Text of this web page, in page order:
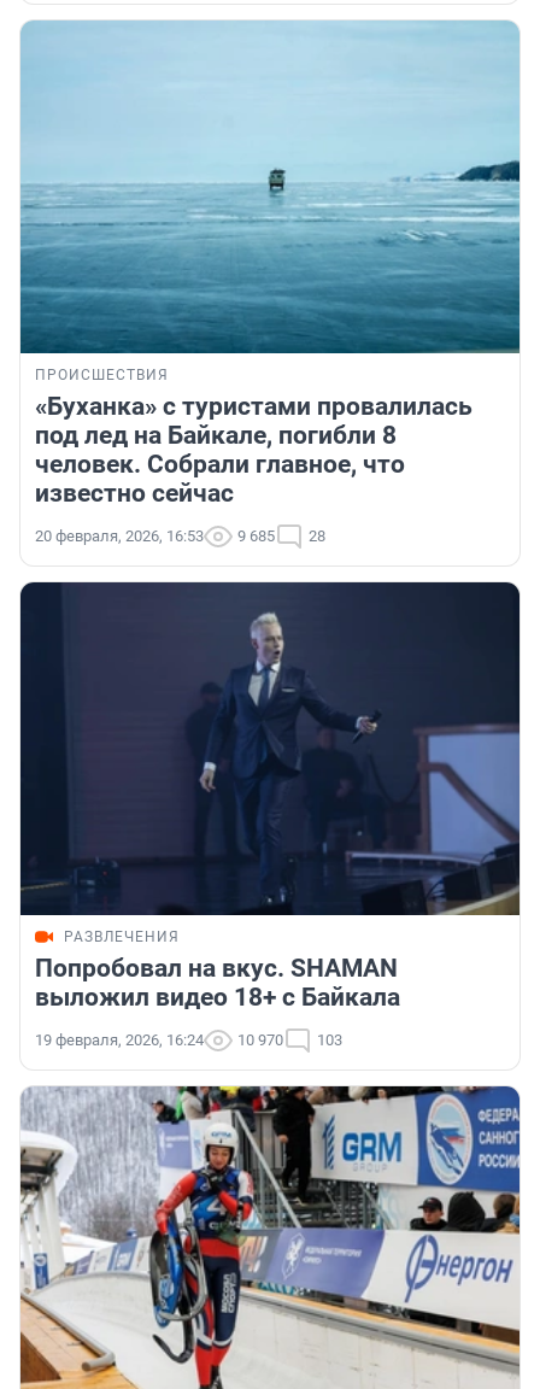
ПРОИСШЕСТВИЯ
«Буханка» с туристами провалилась
под лед на Байкале, погибли 8
человек. Собрали главное, что
известно сейчас
20 февраля, 2026, 16:53 9 685 28
РАЗВЛЕЧЕНИЯ
Попробовал на вкус. SHAMAN
выложил видео 18+ с Байкала
19 февраля, 2026, 16:24 10 970 103